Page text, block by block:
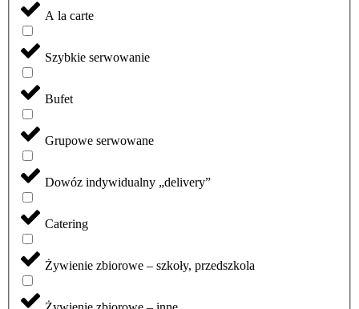
A la carte
Szybkie serwowanie
Bufet
Grupowe serwowane
Dowóz indywidualny „delivery”
Catering
Żywienie zbiorowe – szkoły, przedszkola